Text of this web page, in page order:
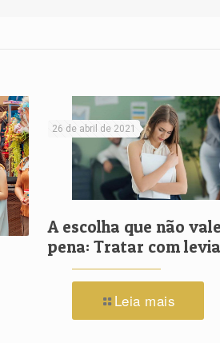
26 de abril de 2021
A escolha que não
pena: Tratar com
Leia mais